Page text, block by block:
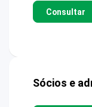
Consultar
Sócios e